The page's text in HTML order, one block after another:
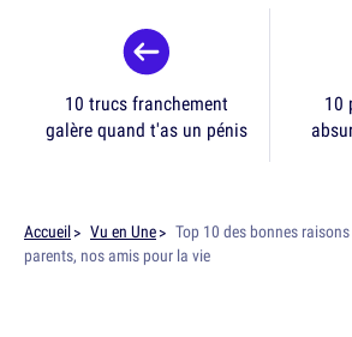
10 trucs franchement
galère quand t'as un pénis
10
Accueil Vu en Une
Top 10 des bonnes
parents, nos amis pour la vie